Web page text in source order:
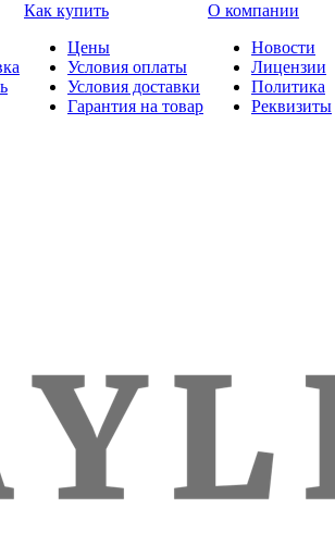
Как купить
Цены
Условия оплаты
Условия доставки
Гарантия на товар
О компании
Новости
Лицензии
Политика
Реквизиты